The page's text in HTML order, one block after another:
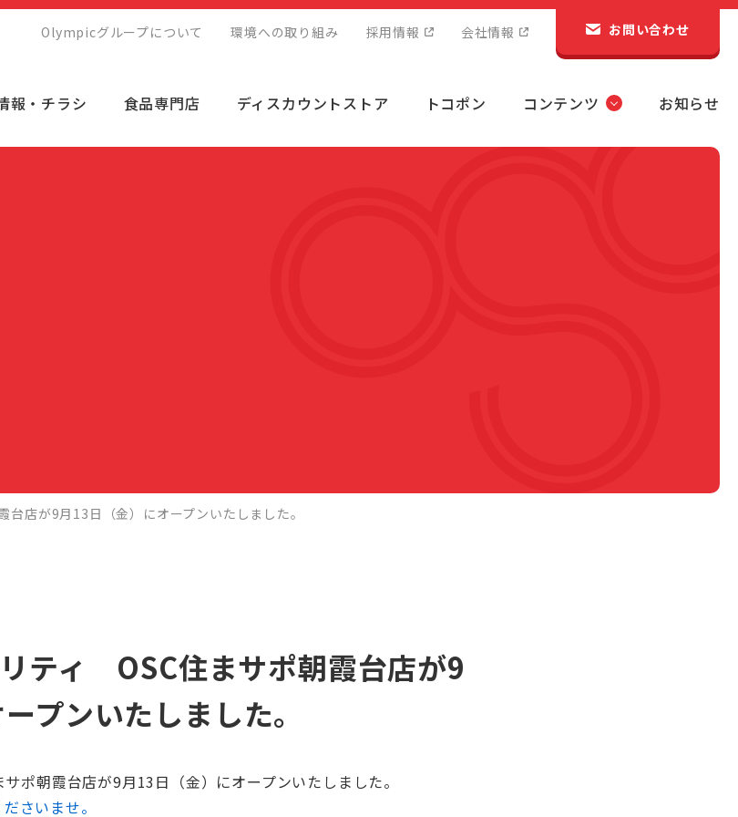
Olympicグループについて 環境への取り組み 採用情報 会社情報 お問い合わせ
報・チラシ 食品専門店 ディスカウントストア トコポン コンテンツ お知らせ
店が9月13日（金）にオープンいたしました。
ティ OSC住まサポ朝霞台店が9
プンいたしました。
ポ朝霞台店が9月13日（金）にオープンいたしました。
さいませ。